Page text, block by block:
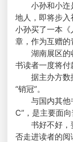
小孙和小迮
地人，即将步入
小孙买了一本
章，作为互赠的
湖南展区的
书读者一度将付
据主办方数
“销冠”。
与国内其他
C”，是主要面
书好不好，
否走进读者的阅